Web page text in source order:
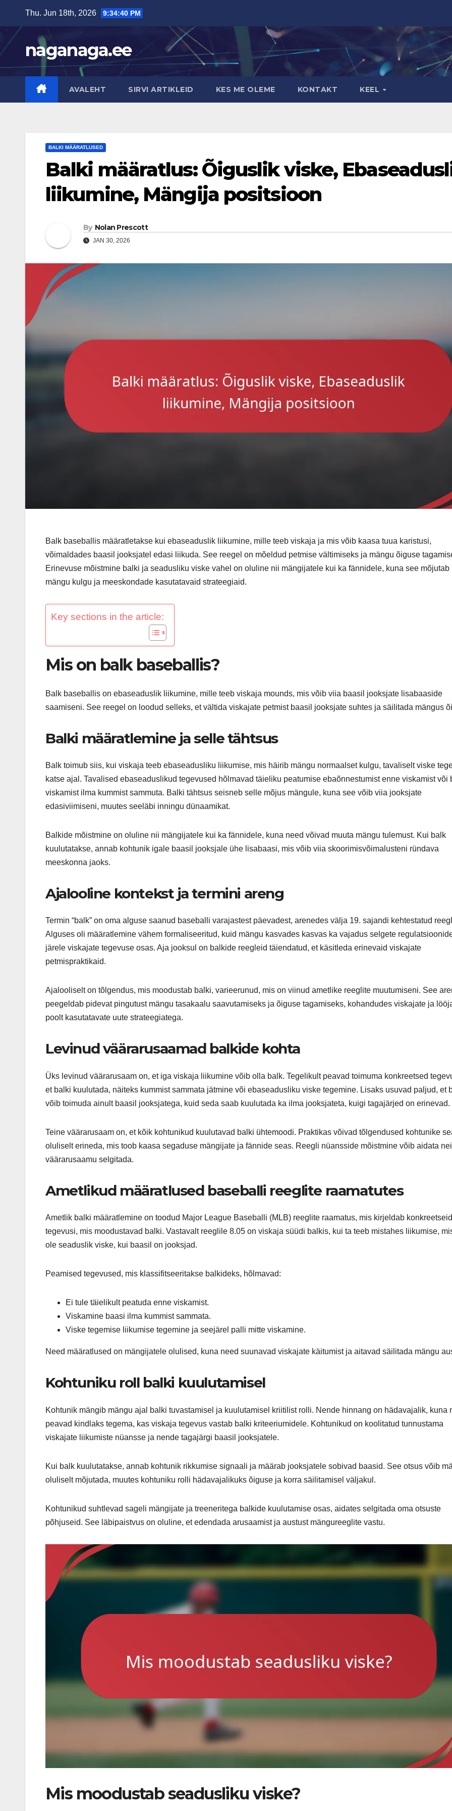
content
Thu. Jun 18th, 2026 9:34:42 PM
naganaga.ee
AVALEHT SIRVI ARTIKLEID KES ME OLEME KONTAKT KEEL
BALKI MÄÄRATLUSED
Balki määratlus: Õiguslik viske,
liikumine, Mängija positsioon
By Nolan Prescott
JAN 30, 2026
Balk baseballis määratletakse kui ebaseaduslik liikumine, mille teeb viskaja ja mis võib kaasa tuua karistusi,
võimaldades baasil jooksjatel edasi liikuda. See reegel on mõeldud petmise vältimiseks ja mängu õiguse
Erinevuse mõistmine balki ja seadusliku viske vahel on oluline nii mängijatele kui ka fännidele, kuna see mõjutab
mängu kulgu ja meeskondade kasutatavaid strateegiaid.
Key sections in the article:
Mis on balk baseballis?
Balk baseballis on ebaseaduslik liikumine, mille teeb viskaja mounds, mis võib viia baasil jooksjate lisabaaside
saamiseni. See reegel on loodud selleks, et vältida viskajate petmist baasil jooksjate suhtes ja säilitada mängus
Balki määratlemine ja selle tähtsus
Balk toimub siis, kui viskaja teeb ebaseadusliku liikumise, mis häirib mängu normaalset kulgu, tavaliselt viske
katse ajal. Tavalised ebaseaduslikud tegevused hõlmavad täieliku peatumise ebaõnnestumist enne viskamist või
viskamist ilma kummist sammuta. Balki tähtsus seisneb selle mõjus mängule, kuna see võib viia jooksjate
edasiviimiseni, muutes seeläbi inningu dünaamikat.
Balkide mõistmine on oluline nii mängijatele kui ka fännidele, kuna need võivad muuta mängu tulemust. Kui balk
kuulutatakse, annab kohtunik igale baasil jooksjale ühe lisabaasi, mis võib viia skoorimisvõimalusteni ründava
meeskonna jaoks.
Ajalooline kontekst ja termini areng
Termin “balk” on oma alguse saanud baseballi varajastest päevadest, arenedes välja 19. sajandi kehtestatud
Alguses oli määratlemine vähem formaliseeritud, kuid mängu kasvades kasvas ka vajadus selgete
järele viskajate tegevuse osas. Aja jooksul on balkide reegleid täiendatud, et käsitleda erinevaid viskajate
petmispraktikaid.
Ajalooliselt on tõlgendus, mis moodustab balki, varieerunud, mis on viinud ametlike reeglite muutumiseni. See
peegeldab pidevat pingutust mängu tasakaalu saavutamiseks ja õiguse tagamiseks, kohandudes viskajate ja
poolt kasutatavate uute strateegiatega.
Levinud väärarusaamad balkide kohta
Üks levinud väärarusaam on, et iga viskaja liikumine võib olla balk. Tegelikult peavad toimuma konkreetsed
et balki kuulutada, näiteks kummist sammata jätmine või ebaseadusliku viske tegemine. Lisaks usuvad paljud, et
võib toimuda ainult baasil jooksjatega, kuid seda saab kuulutada ka ilma jooksjateta, kuigi tagajärjed on erinevad.
Teine väärarusaam on, et kõik kohtunikud kuulutavad balki ühtemoodi. Praktikas võivad tõlgendused kohtunike
oluliselt erineda, mis toob kaasa segaduse mängijate ja fännide seas. Reegli nüansside mõistmine võib aidata
väärarusaamu selgitada.
Ametlikud määratlused baseballi reeglite raamatutes
Ametlik balki määratlemine on toodud Major League Baseballi (MLB) reeglite raamatus, mis kirjeldab konkreetseid
tegevusi, mis moodustavad balki. Vastavalt reeglile 8.05 on viskaja süüdi balkis, kui ta teeb mistahes liikumise,
ole seaduslik viske, kui baasil on jooksjad.
Peamised tegevused, mis klassifitseeritakse balkideks, hõlmavad:
Ei tule täielikult peatuda enne viskamist.
Viskamine baasi ilma kummist sammata.
Viske tegemise liikumise tegemine ja seejärel palli mitte viskamine.
Need määratlused on mängijatele olulised, kuna need suunavad viskajate käitumist ja aitavad säilitada mängu
Kohtuniku roll balki kuulutamisel
Kohtunik mängib mängu ajal balki tuvastamisel ja kuulutamisel kriitilist rolli. Nende hinnang on hädavajalik, kuna
peavad kindlaks tegema, kas viskaja tegevus vastab balki kriteeriumidele. Kohtunikud on koolitatud tunnustama
viskajate liikumiste nüansse ja nende tagajärgi baasil jooksjatele.
Kui balk kuulutatakse, annab kohtunik rikkumise signaali ja määrab jooksjatele sobivad baasid. See otsus võib
oluliselt mõjutada, muutes kohtuniku rolli hädavajalikuks õiguse ja korra säilitamisel väljakul.
Kohtunikud suhtlevad sageli mängijate ja treeneritega balkide kuulutamise osas, aidates selgitada oma otsuste
põhjuseid. See läbipaistvus on oluline, et edendada arusaamist ja austust mängureeglite vastu.
Mis moodustab seadusliku viske?